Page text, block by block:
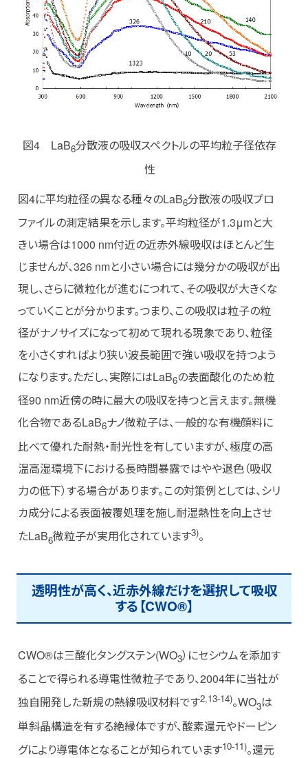
図4 LaB6分散液の吸収スペクトルの平均粒子径依存
性
図4に平均粒径の異なる種々のLaB6分散液の吸収プロ
ファイルの測定結果を示します。平均粒径が1.3μmと大
きい場合は1000 nm付近の近赤外線吸収はほとんど生
じませんが、326 nmと小さい場合には幾分かの吸収が出
現し、さらに微粒化が進むにつれて、その吸収が大きくな
っていくことが分かります。つまり、この吸収は粒子の粒
径がナノサイズになって初めて現れる現象であり、粒径
を小さくすればより狭い波長範囲で強い吸収を持つよう
になります。ただし、実際にはLaB6の表面酸化のため粒
径90 nm近傍の時に最大の吸収を持つと言えます。無機
化合物であるLaB6ナノ微粒子は、一般的な有機顔料に
比べて優れた耐熱・耐光性を有していますが、極度の高
温高湿環境下における長時間暴露ではやや退色（吸収
力の低下）する場合があります。この対策例としては、シリ
カ成分による表面被覆処理を施し耐湿熱性を向上させ
たLaB6微粒子が実用化されています3)。
透明性が高く、近赤外線だけを選択して吸収
する【CWO®】
CWO®は三酸化タングステン(WO3）にセシウムを添加す
ることで得られる導電性微粒子であり、2004年に当社が
独自開発した新規の熱線吸収材料です2,13-14)。WO3は
単斜晶構造を有する絶縁体ですが、酸素還元やドーピン
グにより導電体となることが知られています10-11)。還元